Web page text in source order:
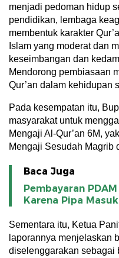
menjadi pedoman hidup
pendidikan, lembaga
membentuk karakter
Islam yang moderat dan
keseimbangan dan
Mendorong pembiasaan
Qur’an dalam kehidupan
Pada kesempatan itu,
masyarakat untuk
Mengaji Al-Qur’an 6M,
Mengaji Sesudah Magrib
Baca Juga
Pembayaran
Karena Pipa
Sementara itu, Ketua
laporannya menjelaskan
diselenggarakan sebagai